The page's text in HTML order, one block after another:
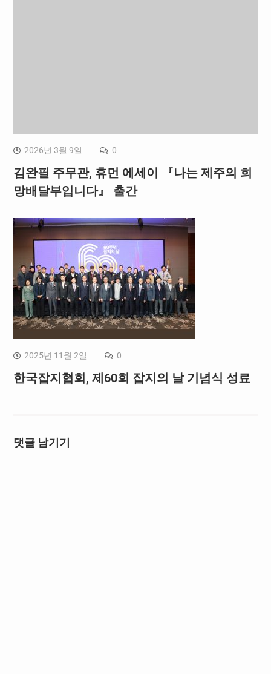
2026년 3월 9일 0
김완필 주무관, 휴먼 에세이 『나는 제주의 희
망배달부입니다』 출간
2025년 11월 2일 0
한국잡지협회, 제60회 잡지의 날 기념식 성료
댓글 남기기